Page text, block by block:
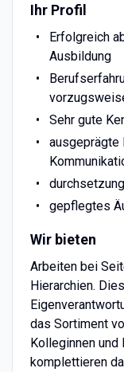
Ihr Profil
Erfolgreich
Ausbildung
Sehr gute
ausgeprägte
gepflegtes
Wir bieten
Arbeiten bei
Hierarchien.
das Sortiment
Kolleginnen
komplettieren